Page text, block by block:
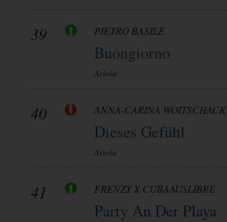
39 PIETRO BASILE
Buongiorno
Ariola
40 ANNA-CARINA WOITSCHACK
Dieses Gefühl
Ariola
41 FRENZY X CUBAAUSLIBRE
Party An Der Playa